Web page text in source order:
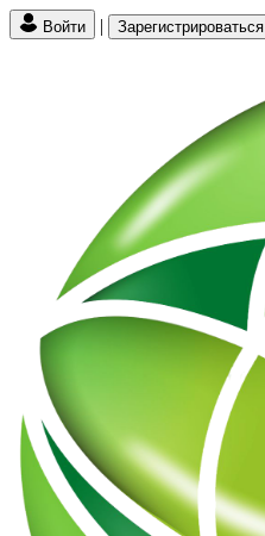
Войти | Зарегистрироваться